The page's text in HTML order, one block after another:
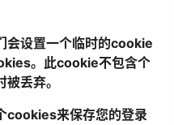
会设置一个临时的cookie
。此cookie不包含个
丢弃。
cookies来保存您的登录